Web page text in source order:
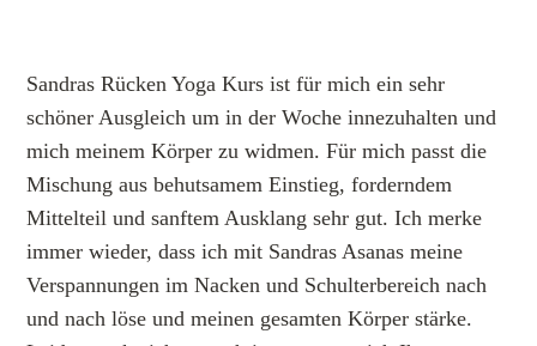
Sandras Rücken Yoga Kurs ist für mich ein sehr
schöner Ausgleich um in der Woche innezuhalten und
mich meinem Körper zu widmen. Für mich passt die
Mischung aus behutsamem Einstieg, forderndem
Mittelteil und sanftem Ausklang sehr gut. Ich merke
immer wieder, dass ich mit Sandras Asanas meine
Verspannungen im Nacken und Schulterbereich nach
und nach löse und meinen gesamten Körper stärke.